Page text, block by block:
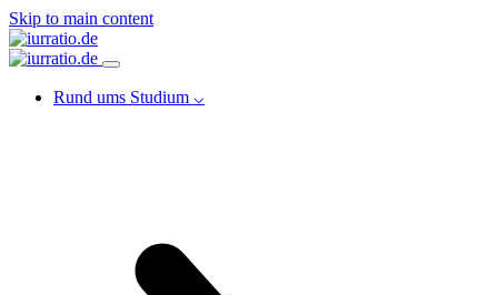
Skip to main content
Rund ums Studium ⌵